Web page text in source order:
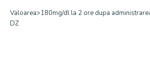
Valoarea>180mg/dl la 2 ore dupa
DZ